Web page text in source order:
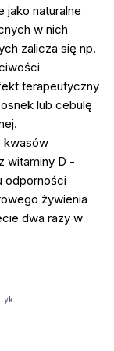
jako naturalne
w nich
zalicza się np.
terapeutyczny
lub cebulę
kwasów
witaminy D -
odporności
żywienia
dwa razy w